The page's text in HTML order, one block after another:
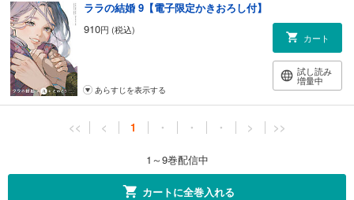
ララの結婚 9【電子限定かきおろし付】
910円 (税込)
カート
試し読み
増量中
あらすじを表示する
<< < 1 ・ ・ ・ > >>
1～9巻配信中
カートに全巻入れる